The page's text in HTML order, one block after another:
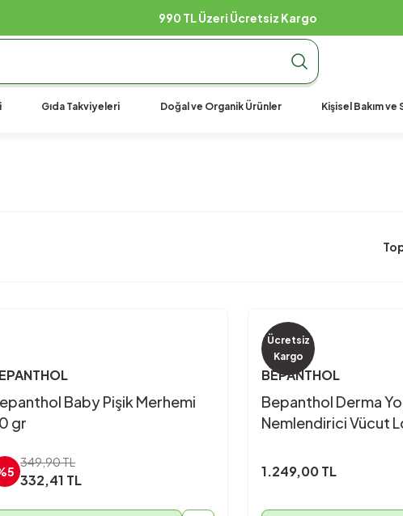
990 TL Üzeri Ücretsiz Kargo
Gıda Takviyeleri Doğal ve Organik Ürünler Kişisel Bakım ve
Baby Pişik Merhemi
gr
349,90 TL
332,41 TL
Ücretsiz
Kargo
BEPANTHOL
Bepanthol Derma
Nemlendirici Vücut
1.249,00 TL